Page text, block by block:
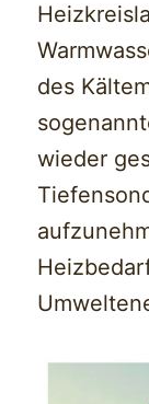
des
wieder